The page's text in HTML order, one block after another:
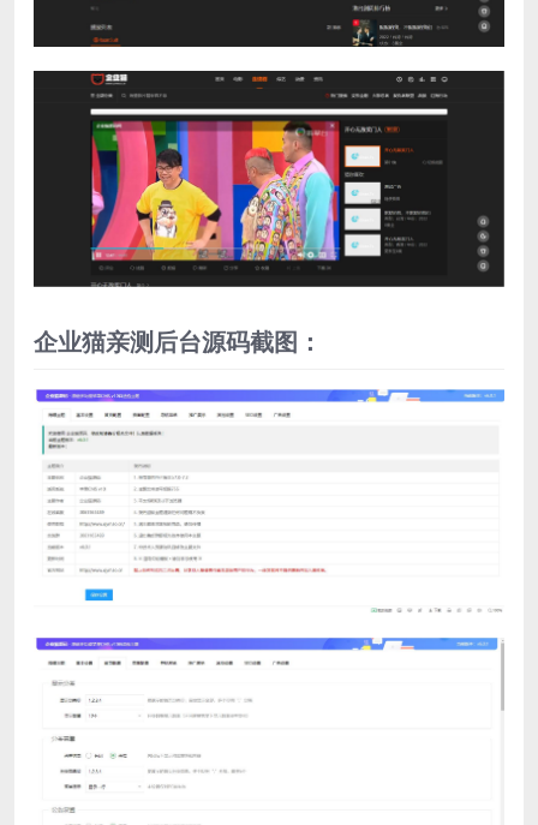
企业猫亲测后台源码截图：